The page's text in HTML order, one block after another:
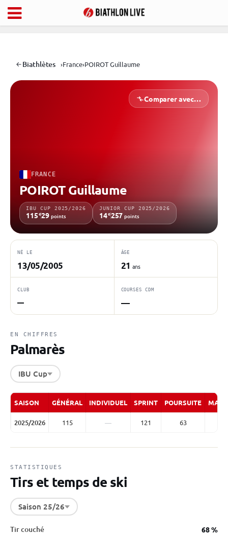
Biathlètes ›France›POIROT Guillaume
FRANCE
POIROT Guillaume
IBU CUP 2025/2026
115e29 points
JUNIOR CUP 2025/2026
14e257 points
Comparer avec…
NÉ LE
13/05/2005
ÂGE
21 ans
CLUB
—
COURSES CDM
—
EN CHIFFRES
Palmarès
IBU Cup
SAISON GÉNÉRAL INDIVIDUEL SPRINT POURSUITE
2025/2026 115 — 121 63
STATISTIQUES
Tirs et temps de ski
Saison 25/26
Tir couché 68 %